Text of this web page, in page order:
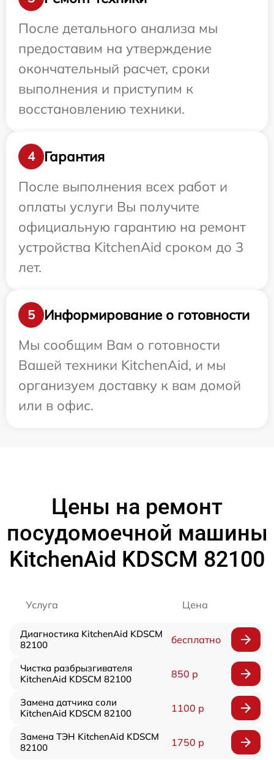
После детального анализа мы
предоставим на утверждение
окончательный расчет, сроки
выполнения и приступим к
восстановлению техники.
4
Гарантия
После выполнения всех работ и
оплаты услуги Вы получите
официальную гарантию на ремонт
устройства KitchenAid сроком до 3
лет.
5
Информирование о готовности
Мы сообщим Вам о готовности
Вашей техники KitchenAid, и мы
организуем доставку к вам домой
или в офис.
Цены на ремонт
посудомоечной машины
KitchenAid KDSCM 82100
Услуга Цена
Диагностика KitchenAid KDSCM
82100
бесплатно
Чистка разбрызгивателя
KitchenAid KDSCM 82100
850 р
Замена датчика соли
KitchenAid KDSCM 82100
1100 р
Замена ТЭН KitchenAid KDSCM
82100
1750 р